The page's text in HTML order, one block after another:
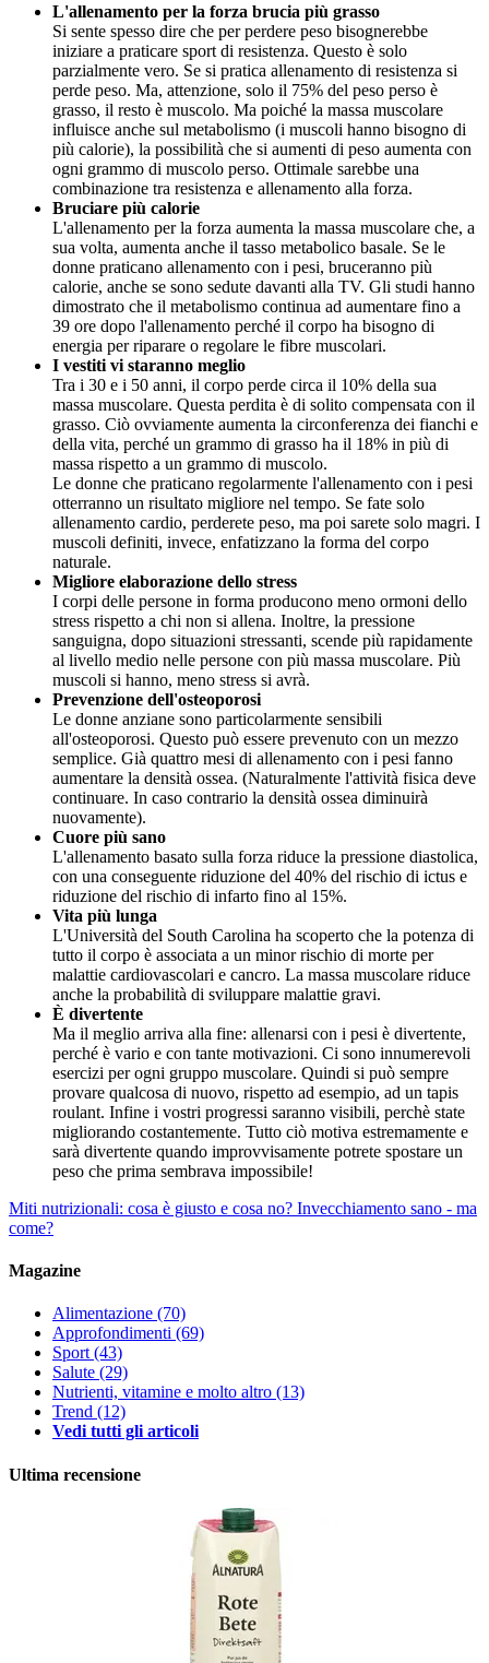
L'allenamento per la forza brucia più grasso
Si sente spesso dire che per perdere peso bisognerebbe
iniziare a praticare sport di resistenza. Questo è solo
parzialmente vero. Se si pratica allenamento di resistenza si
perde peso. Ma, attenzione, solo il 75% del peso perso è
grasso, il resto è muscolo. Ma poiché la massa muscolare
influisce anche sul metabolismo (i muscoli hanno bisogno di
più calorie), la possibilità che si aumenti di peso aumenta con
ogni grammo di muscolo perso. Ottimale sarebbe una
combinazione tra resistenza e allenamento alla forza.
Bruciare più calorie
L'allenamento per la forza aumenta la massa muscolare che, a
sua volta, aumenta anche il tasso metabolico basale. Se le
donne praticano allenamento con i pesi, bruceranno più
calorie, anche se sono sedute davanti alla TV. Gli studi hanno
dimostrato che il metabolismo continua ad aumentare fino a
39 ore dopo l'allenamento perché il corpo ha bisogno di
energia per riparare o regolare le fibre muscolari.
I vestiti vi staranno meglio
Tra i 30 e i 50 anni, il corpo perde circa il 10% della sua
massa muscolare. Questa perdita è di solito compensata con il
grasso. Ciò ovviamente aumenta la circonferenza dei fianchi e
della vita, perché un grammo di grasso ha il 18% in più di
massa rispetto a un grammo di muscolo.
Le donne che praticano regolarmente l'allenamento con i pesi
otterranno un risultato migliore nel tempo. Se fate solo
allenamento cardio, perderete peso, ma poi sarete solo magri. I
muscoli definiti, invece, enfatizzano la forma del corpo
naturale.
Migliore elaborazione dello stress
I corpi delle persone in forma producono meno ormoni dello
stress rispetto a chi non si allena. Inoltre, la pressione
sanguigna, dopo situazioni stressanti, scende più rapidamente
al livello medio nelle persone con più massa muscolare. Più
muscoli si hanno, meno stress si avrà.
Prevenzione dell'osteoporosi
Le donne anziane sono particolarmente sensibili
all'osteoporosi. Questo può essere prevenuto con un mezzo
semplice. Già quattro mesi di allenamento con i pesi fanno
aumentare la densità ossea. (Naturalmente l'attività fisica deve
continuare. In caso contrario la densità ossea diminuirà
nuovamente).
Cuore più sano
L'allenamento basato sulla forza riduce la pressione diastolica,
con una conseguente riduzione del 40% del rischio di ictus e
riduzione del rischio di infarto fino al 15%.
Vita più lunga
L'Università del South Carolina ha scoperto che la potenza di
tutto il corpo è associata a un minor rischio di morte per
malattie cardiovascolari e cancro. La massa muscolare riduce
anche la probabilità di sviluppare malattie gravi.
È divertente
Ma il meglio arriva alla fine: allenarsi con i pesi è divertente,
perché è vario e con tante motivazioni. Ci sono innumerevoli
esercizi per ogni gruppo muscolare. Quindi si può sempre
provare qualcosa di nuovo, rispetto ad esempio, ad un tapis
roulant. Infine i vostri progressi saranno visibili, perchè state
migliorando costantemente. Tutto ciò motiva estremamente e
sarà divertente quando improvvisamente potrete spostare un
peso che prima sembrava impossibile!
Miti nutrizionali: cosa è giusto e cosa no? Invecchiamento sano - ma
come?
Magazine
Alimentazione (70)
Approfondimenti (69)
Sport(43)
Salute (29)
Nutrienti, vitamine e molto altro (13)
Trend (12)
Vedi tutti gli articoli
Ultima recensione